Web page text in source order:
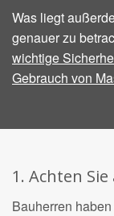
Was liegt
genauer zu
wichtige
Gebrauch von
1. Achten
Bauherren